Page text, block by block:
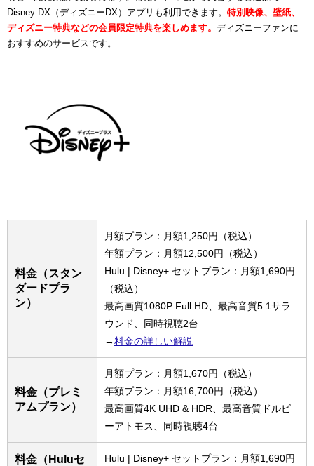
Disney DX（ディズニーDX）アプリも利用できます。 特別映像、壁紙、
ディズニー特典などの会員限定特典を楽しめます。 ディズニーファンに
おすすめのサービスです。
料金（スタン
ダードプラ
ン）
月額プラン：月額1,250円（税込）
年額プラン：月額12,500円（税込）
Hulu | Disney+ セットプラン：月額1,690円
（税込）
最高画質1080P Full HD、最高音質5.1サラ
ウンド、同時視聴2台
→料金の詳しい解説
料金（プレミ
アムプラン）
月額プラン：月額1,670円（税込）
年額プラン：月額16,700円（税込）
最高画質4K UHD & HDR、最高音質ドルビ
ーアトモス、同時視聴4台
料金（Huluセ
Hulu | Disney+ セットプラン：月額1,690円